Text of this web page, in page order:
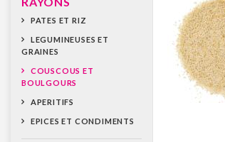
PATES ET RIZ
LEGUMINEUSES ET
GRAINES
COUSCOUS ET
BOULGOURS
APERITIFS
EPICES ET CONDIMENTS